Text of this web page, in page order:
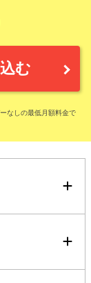
む
なしの最低月額料金で